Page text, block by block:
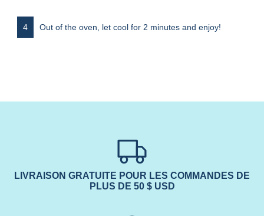
Out of the oven, let cool for 2 minutes and enjoy!
LIVRAISON GRATUITE POUR LES COMMANDES DE
PLUS DE 50 $ USD